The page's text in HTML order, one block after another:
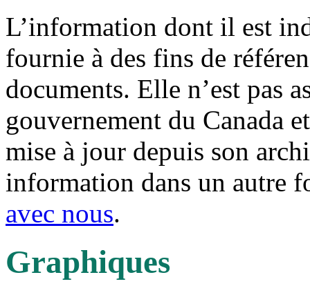
L’information dont il est
fournie à des fins de
documents. Elle n’est pas
gouvernement du Canada
mise à jour depuis son
information dans un autre
avec nous.
Graphiques